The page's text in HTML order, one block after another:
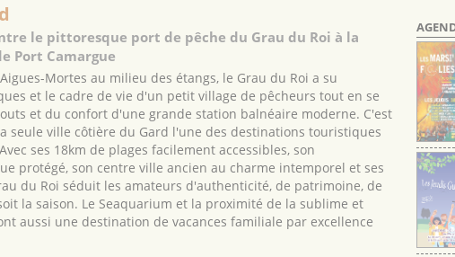
le pittoresque port de pêche du Grau du Roi à la
Port Camargue
Mortes au milieu des étangs, le Grau du Roi a su
et le cadre de vie d'un petit village de pêcheurs tout en se
et du confort d'une grande station balnéaire moderne. C'est
seule ville côtière du Gard l'une des destinations touristiques
ses 18km de plages facilement accessibles, son
protégé, son centre ville ancien au charme intemporel et ses
du Roi séduit les amateurs d'authenticité, de patrimoine, de
la saison. Le Seaquarium et la proximité de la sublime et
aussi une destination de vacances familiale par excellence